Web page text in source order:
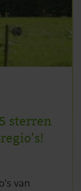
sterren
van